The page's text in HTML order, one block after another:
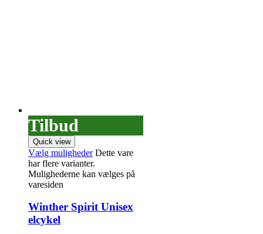
Tilbud
Quick view
Vælg muligheder Dette vare
har flere varianter.
Mulighederne kan vælges på
varesiden
Winther Spirit Unisex
elcykel